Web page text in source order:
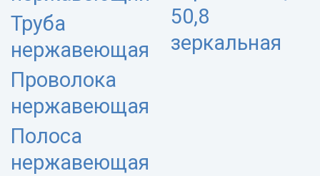
Труба
нержавеющая
Проволока
нержавеющая
Полоса
нержавеющая
50,8
зеркальная